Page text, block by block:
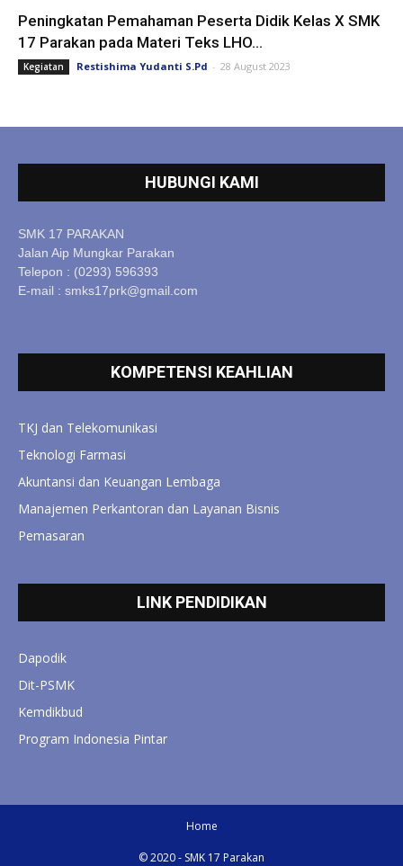
Peningkatan Pemahaman Peserta Didik Kelas X SMK
17 Parakan pada Materi Teks LHO...
Kegiatan Restishima Yudanti S.Pd - 28 August 2023
HUBUNGI KAMI
SMK 17 PARAKAN
Jalan Aip Mungkar Parakan
Telepon : (0293) 596393
E-mail : smks17prk@gmail.com
KOMPETENSI KEAHLIAN
TKJ dan Telekomunikasi
Teknologi Farmasi
Akuntansi dan Keuangan Lembaga
Manajemen Perkantoran dan Layanan Bisnis
Pemasaran
LINK PENDIDIKAN
Dapodik
Dit-PSMK
Kemdikbud
Program Indonesia Pintar
Home
© 2020 - SMK 17 Parakan